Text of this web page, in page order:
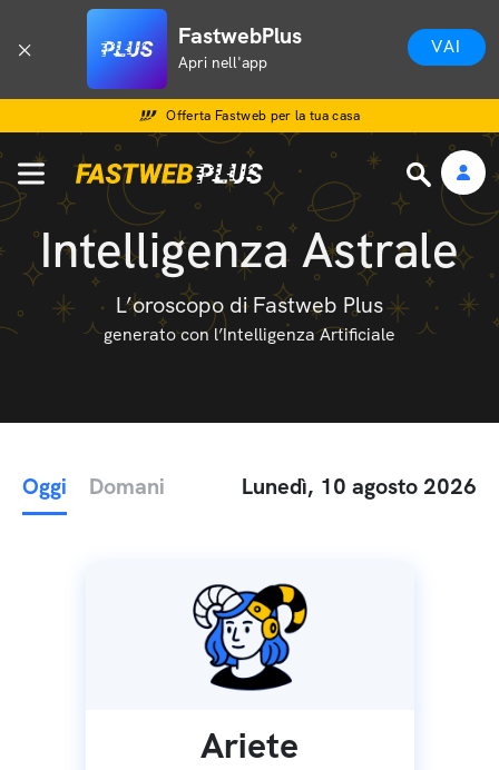
FastwebPlus
Apri nell'app
VAI
Offerta Fastweb per la tua casa
Intelligenza Astrale
L’oroscopo di Fastweb Plus
generato con l’Intelligenza Artificiale
Oggi Domani Lunedì, 10 agosto 2026
Ariete